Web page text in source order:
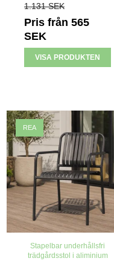
1.131 SEK
Pris från 565
SEK
VISA PRODUKTEN
REA
Stapelbar underhållsfri
trädgårdsstol i aliminium